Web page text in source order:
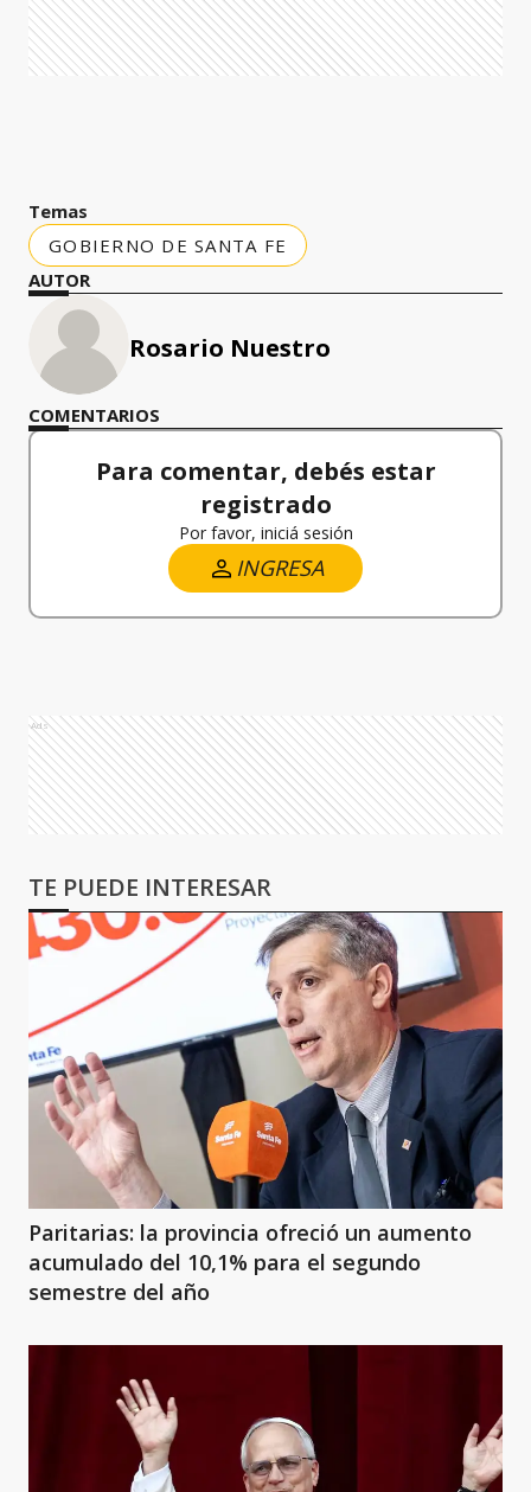
Temas
GOBIERNO DE SANTA FE
AUTOR
Rosario Nuestro
COMENTARIOS
Para comentar, debés estar
registrado
Por favor, iniciá sesión
INGRESA
Ads
TE PUEDE INTERESAR
Paritarias: la provincia ofreció un aumento
acumulado del 10,1% para el segundo
semestre del año